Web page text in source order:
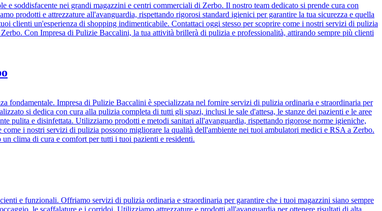
soddisfacente nei grandi magazzini e centri commerciali di Zerbo. Il nostro team dedicato si prende cura con
prodotti e attrezzature all'avanguardia, rispettando rigorosi standard igienici per garantire la tua sicurezza e quella
clienti un'esperienza di shopping indimenticabile. Contattaci oggi stesso per scoprire come i nostri servizi di pulizia
Con Impresa di Pulizie Baccalini, la tua attività brillerà di pulizia e professionalità, attirando sempre più clienti
Impresa di Pulizie Baccalini è specializzata nel fornire servizi di pulizia ordinaria e straordinaria per
si dedica con cura alla pulizia completa di tutti gli spazi, inclusi le sale d'attesa, le stanze dei pazienti e le aree
pulita e disinfettata. Utilizziamo prodotti e metodi sanitari all'avanguardia, rispettando rigorose norme igieniche,
i nostri servizi di pulizia possono migliorare la qualità dell'ambiente nei tuoi ambulatori medici e RSA a Zerbo.
clima di cura e comfort per tutti i tuoi pazienti e residenti.
e funzionali. Offriamo servizi di pulizia ordinaria e straordinaria per garantire che i tuoi magazzini siano sempre